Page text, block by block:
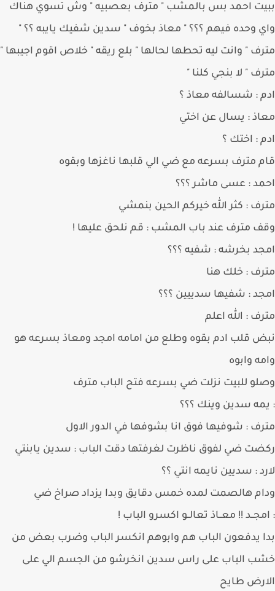
احمد بس بالمشب " مترف بعصبيه " وش تسوي هناك
وحده فيهم ؟؟؟ " معاذ بخوف " سدين شفيك يايبه ؟؟ "
" وانت ليه تحطها لحالها " بلع ريقه " خلاص اقوم اجيبها "
" لا بنجي كلنا "
: شسالفه معاذ ؟
: يسال عن اختي
: اختك ؟
مترف بسرعه مع ضي الي قلبها ناغزها وبقوه
: عسى ماشر ؟؟؟
: كثر الله خيركم الحين بنمشي
مترف عند باب المشب : قم نلحق عليها !
بخرشه : شفيه ؟؟؟
: خلك هنا
: شفيها سدييين ؟؟؟
: الله اعلم
قلب ادم بقوه وطلع من امامه امجد ومعاذ بسرعه هو
وابوه
للبيت نزلت ضي بسرعه فتح الباب مترف
سدين وينك ؟؟؟
: شوفيها فوق انا بشوفها في الدور الاول
ضي لفوق ناظرت لغرفتها دقت الباب : سدين يابنتي
: سديين نايمه انتي ؟؟
هالصمت لمده خمس دقايق وبدا يزداد صراخ ضي
!! معــاذ تعالــو اكسرو الباب !
يدفعون الباب هم وابوهم انكسر الباب وضرب بعض من
الباب على راس سدين انخرشو من الجسم الي على
طايح